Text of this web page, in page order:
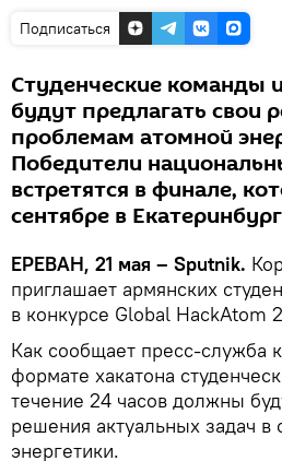
Подписаться
Студенческие команды
будут предлагать свои
проблемам атомной
Победители
встретятся в финале,
сентябре в
ЕРЕВАН, 21 мая – Sputnik.
приглашает армянских
в конкурсе Global HackAtom
Как сообщает пресс-служба
формате хакатона
течение 24 часов должны
решения актуальных задач в
энергетики.